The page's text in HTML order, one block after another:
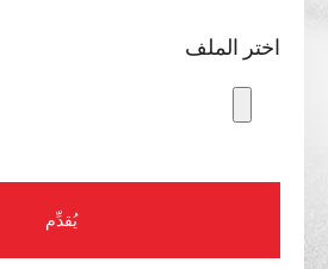
اختر الملف
يُقدِّم